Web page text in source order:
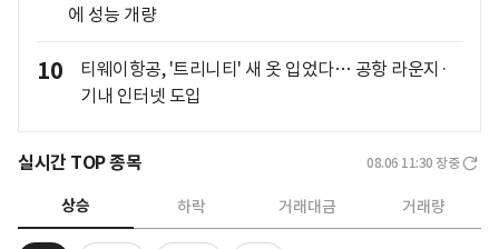
에 성능 개량
10
티웨이항공, '트리니티' 새 옷 입었다… 공항 라운지·
기내 인터넷 도입
실시간 TOP 종목 08.06 11:30 장중
상승 하락 거래대금 거래량